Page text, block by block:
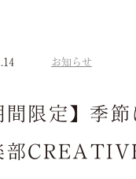
お知らせ
間限定】季
部